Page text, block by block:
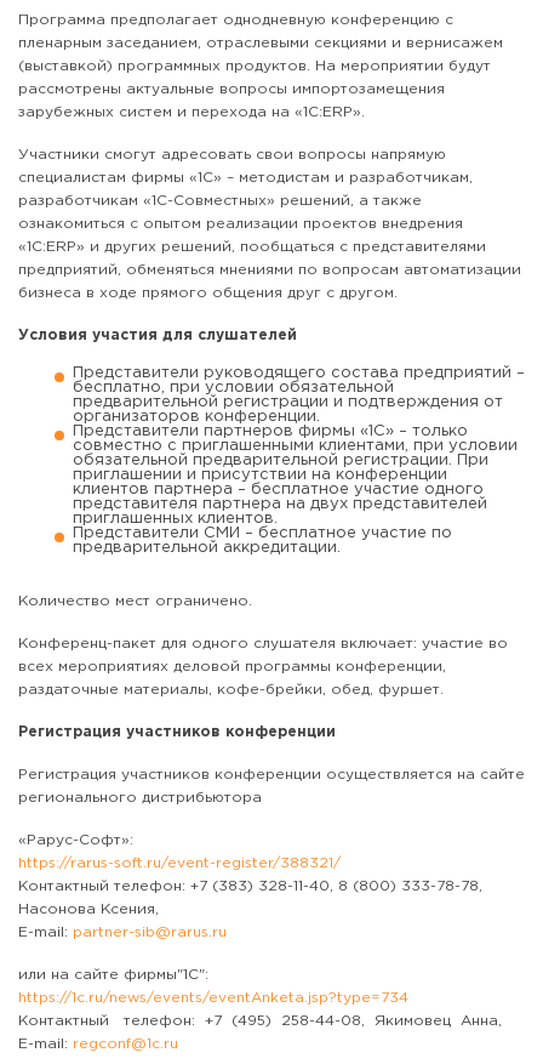
Программа предполагает однодневную конференцию с
пленарным заседанием, отраслевыми секциями и вернисажем
(выставкой) программных продуктов. На мероприятии будут
рассмотрены актуальные вопросы импортозамещения
зарубежных систем и перехода на «1С:ERP».
Участники смогут адресовать свои вопросы напрямую
специалистам фирмы «1С» – методистам и разработчикам,
разработчикам «1С-Совместных» решений, а также
ознакомиться с опытом реализации проектов внедрения
«1С:ERP» и других решений, пообщаться с представителями
предприятий, обменяться мнениями по вопросам автоматизации
бизнеса в ходе прямого общения друг с другом.
Условия участия для слушателей
Представители руководящего состава предприятий –
бесплатно, при условии обязательной
предварительной регистрации и подтверждения от
организаторов конференции.
Представители партнеров фирмы «1С» – только
совместно с приглашенными клиентами, при условии
обязательной предварительной регистрации. При
приглашении и присутствии на конференции
клиентов партнера – бесплатное участие одного
представителя партнера на двух представителей
приглашенных клиентов.
Представители СМИ – бесплатное участие по
предварительной аккредитации.
Количество мест ограничено.
Конференц-пакет для одного слушателя включает: участие во
всех мероприятиях деловой программы конференции,
раздаточные материалы, кофе-брейки, обед, фуршет.
Регистрация участников конференции
Регистрация участников конференции осуществляется на сайте
регионального дистрибьютора
«Рарус-Софт»:
https://rarus-soft.ru/event-register/388321/
Контактный телефон: +7 (383) 328-11-40, 8 (800) 333-78-78,
Насонова Ксения,
E-mail: partner-sib@rarus.ru
или на сайте фирмы"1С":
https://1c.ru/news/events/eventAnketa.jsp?type=734
Контактный телефон: +7 (495) 258-44-08, Якимовец Анна,
E-mail: regconf@1c.ru